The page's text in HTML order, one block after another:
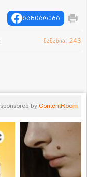
გაზიარება
ნანახია: 243
sponsored by ContentRoom